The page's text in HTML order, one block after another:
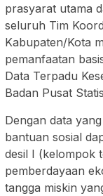
prasyarat utama
seluruh Tim
Kabupaten/Kota
pemanfaatan
Data Terpadu
Badan Pusat
Dengan data
bantuan sosial
desil I (kelompok
pemberdayaan
tangga miskin